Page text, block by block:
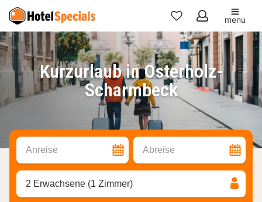
Meine
Favoriten
menu
Kurzurlaub in Osterholz-
Scharmbeck
Anreise Abreise
2 Erwachsene (1 Zimmer)